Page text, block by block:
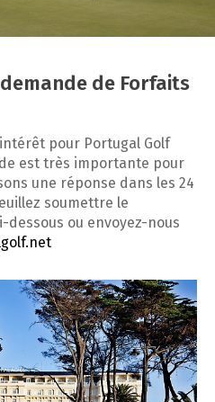
de Forfaits
pour Portugal Golf
est très importante pour
une réponse dans les 24
soumettre le
ou envoyez-nous